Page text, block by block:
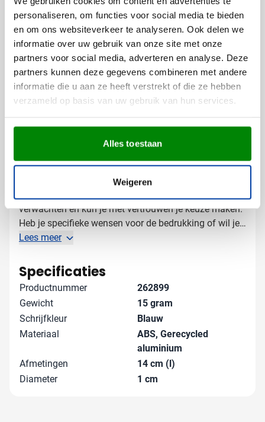
personaliseren, om functies voor social media te bieden
en om ons websiteverkeer te analyseren. Ook delen we
informatie over uw gebruik van onze site met onze
partners voor social media, adverteren en analyse. Deze
partners kunnen deze gegevens combineren met andere
informatie die u aan ze heeft verstrekt of die ze hebben
verzameld op basis van uw gebruik van hun services.
Alles toestaan
Weigeren
professioneel resultaat. Je hebt de keuze uit
verschillende mogelijkheden:
Met je bedrijfslogo in één of meer kleuren
Met een tekst of slogan voor extra zichtbaarheid
De bedrukking op het gerecyclede aluminium geeft de
balpen een luxe en professionele uitstraling die lang
mooi blijft en bestand is tegen dagelijks gebruik.
bedrukte balpen
Wil je vooraf zien hoe je logo op deze aluminium pen
wordt weergegeven? Vraag dan een gratis digitaal
verwachten en kun je met vertrouwen je keuze maken.
Heb je specifieke wensen voor de bedrukking of wil je
advies over de meest geschikte optie voor jouw merk?
met je mee en zorgen samen voor het beste resultaat.
Lees meer
Specificaties
Productnummer
262899
Gewicht
15 gram
Schrijfkleur
Blauw
Materiaal
ABS, Gerecycled
aluminium
Afmetingen
14 cm (l)
Diameter
1 cm